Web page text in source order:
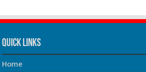
Quick Links
Home